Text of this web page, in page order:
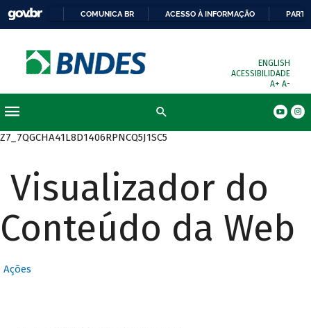
COMUNICA BR ACESSO À INFORMAÇÃO
ENGLISH
ACESSIBILIDADE
A+ A-
Z7_7QGCHA41L8D1406RPNCQ5J1SC5
Visualizador do
Conteúdo da Web
Ações